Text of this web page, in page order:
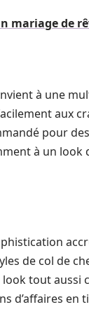
mariage de
à une
aux
pour
à un
de col de
tout aussi
d’affaires en